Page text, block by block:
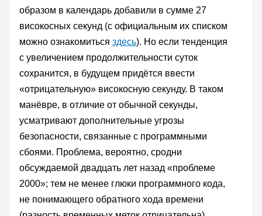
образом в календарь добавили в сумме 27
високосных секунд (с официальным их списком
можно ознакомиться здесь). Но если тенденция
с увеличением продолжительности суток
сохранится, в будущем придётся ввести
«отрицательную» високосную секунду. В таком
манёвре, в отличие от обычной секунды,
усматривают дополнительные угрозы
безопасности, связанные с программными
сбоями. Проблема, вероятно, сродни
обсуждаемой двадцать лет назад «проблеме
2000»; тем не менее глюки программного кода,
не понимающего обратного хода времени